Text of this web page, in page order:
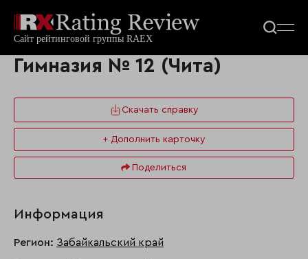
Гимназия № 12 (Чита)
Скачать справку
+ Дополнить карточку
Поделиться
Информация
Регион: Забайкальский край